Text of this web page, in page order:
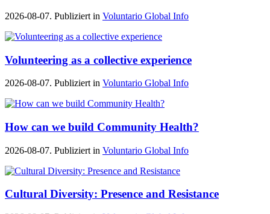
2026-08-07. Publiziert in Voluntario Global Info
Volunteering as a collective experience
2026-08-07. Publiziert in Voluntario Global Info
How can we build Community Health?
2026-08-07. Publiziert in Voluntario Global Info
Cultural Diversity: Presence and Resistance